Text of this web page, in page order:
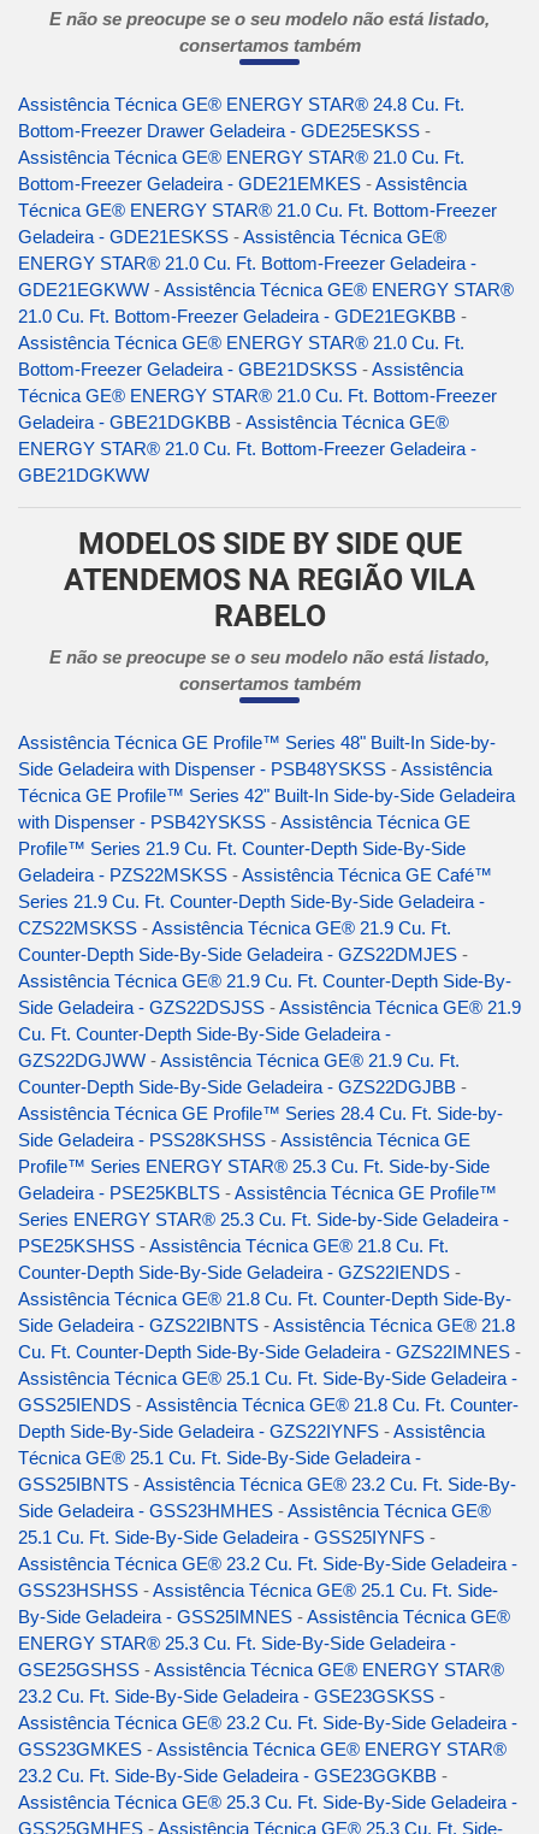
E não se preocupe se o seu modelo não está listado,
consertamos também
Assistência Técnica GE® ENERGY STAR® 24.8 Cu. Ft.
Bottom-Freezer Drawer Geladeira - GDE25ESKSS -
Assistência Técnica GE® ENERGY STAR® 21.0 Cu. Ft.
Bottom-Freezer Geladeira - GDE21EMKES -Assistência
Técnica GE® ENERGY STAR® 21.0 Cu. Ft. Bottom-Freezer
Geladeira - GDE21ESKSS -Assistência Técnica GE®
ENERGY STAR® 21.0 Cu. Ft. Bottom-Freezer Geladeira -
GDE21EGKWW -Assistência Técnica GE® ENERGY STAR®
21.0 Cu. Ft. Bottom-Freezer Geladeira - GDE21EGKBB -
Assistência Técnica GE® ENERGY STAR® 21.0 Cu. Ft.
Bottom-Freezer Geladeira - GBE21DSKSS -Assistência
Técnica GE® ENERGY STAR® 21.0 Cu. Ft. Bottom-Freezer
Geladeira - GBE21DGKBB -Assistência Técnica GE®
ENERGY STAR® 21.0 Cu. Ft. Bottom-Freezer Geladeira -
GBE21DGKWW
MODELOS SIDE BY SIDE QUE
ATENDEMOS NA REGIÃO VILA
RABELO
E não se preocupe se o seu modelo não está listado,
consertamos também
Assistência Técnica GE Profile™ Series 48" Built-In Side-by-
Side Geladeira with Dispenser - PSB48YSKSS -Assistência
Técnica GE Profile™ Series 42" Built-In Side-by-Side Geladeira
with Dispenser - PSB42YSKSS -Assistência Técnica GE
Profile™ Series 21.9 Cu. Ft. Counter-Depth Side-By-Side
Geladeira - PZS22MSKSS -Assistência Técnica GE Café™
Series 21.9 Cu. Ft. Counter-Depth Side-By-Side Geladeira -
CZS22MSKSS -Assistência Técnica GE® 21.9 Cu. Ft.
Counter-Depth Side-By-Side Geladeira - GZS22DMJES -
Assistência Técnica GE® 21.9 Cu. Ft. Counter-Depth Side-By-
Side Geladeira - GZS22DSJSS -Assistência Técnica GE® 21.9
Cu. Ft. Counter-Depth Side-By-Side Geladeira -
GZS22DGJWW -Assistência Técnica GE® 21.9 Cu. Ft.
Counter-Depth Side-By-Side Geladeira - GZS22DGJBB -
Assistência Técnica GE Profile™ Series 28.4 Cu. Ft. Side-by-
Side Geladeira - PSS28KSHSS -Assistência Técnica GE
Profile™ Series ENERGY STAR® 25.3 Cu. Ft. Side-by-Side
Geladeira - PSE25KBLTS -Assistência Técnica GE Profile™
Series ENERGY STAR® 25.3 Cu. Ft. Side-by-Side Geladeira -
PSE25KSHSS -Assistência Técnica GE® 21.8 Cu. Ft.
Counter-Depth Side-By-Side Geladeira - GZS22IENDS -
Assistência Técnica GE® 21.8 Cu. Ft. Counter-Depth Side-By-
Side Geladeira - GZS22IBNTS -Assistência Técnica GE® 21.8
Cu. Ft. Counter-Depth Side-By-Side Geladeira - GZS22IMNES -
Assistência Técnica GE® 25.1 Cu. Ft. Side-By-Side Geladeira -
GSS25IENDS -Assistência Técnica GE® 21.8 Cu. Ft. Counter-
Depth Side-By-Side Geladeira - GZS22IYNFS -Assistência
Técnica GE® 25.1 Cu. Ft. Side-By-Side Geladeira -
GSS25IBNTS -Assistência Técnica GE® 23.2 Cu. Ft. Side-By-
Side Geladeira - GSS23HMHES -Assistência Técnica GE®
25.1 Cu. Ft. Side-By-Side Geladeira - GSS25IYNFS -
Assistência Técnica GE® 23.2 Cu. Ft. Side-By-Side Geladeira -
GSS23HSHSS -Assistência Técnica GE® 25.1 Cu. Ft. Side-
By-Side Geladeira - GSS25IMNES -Assistência Técnica GE®
ENERGY STAR® 25.3 Cu. Ft. Side-By-Side Geladeira -
GSE25GSHSS -Assistência Técnica GE® ENERGY STAR®
23.2 Cu. Ft. Side-By-Side Geladeira - GSE23GSKSS -
Assistência Técnica GE® 23.2 Cu. Ft. Side-By-Side Geladeira -
GSS23GMKES -Assistência Técnica GE® ENERGY STAR®
23.2 Cu. Ft. Side-By-Side Geladeira - GSE23GGKBB -
Assistência Técnica GE® 25.3 Cu. Ft. Side-By-Side Geladeira -
GSS25GMHES -Assistência Técnica GE® 25.3 Cu. Ft. Side-